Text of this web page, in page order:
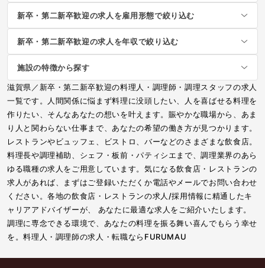
新卒・第二新卒歓迎の求人を雇用形態で絞り込む
新卒・第二新卒歓迎の求人を年収で絞り込む
施設の特徴から探す
滋賀県／新卒・第二新卒歓迎の料理人・調理師・調理スタッフの求人
一覧です。人間関係に悩まず料理に没頭したい、人を喜ばせる料理を
作りたい、そんなあなたの想いを叶えます。賑やかな職場から、あま
り人と関わらない仕事まで、あなたの希望の働き方が見つかります。
レストランやビュッフェ、ビストロ、バーなどのさまざまな飲食店。
料理長や調理補助、シェフ・板前・パティシエまで、調理業界のあら
ゆる職種の求人をご用意しています。気になる飲食店・レストランの
求人があれば、まずはご登録いただくか電話やメールでお問い合わせ
ください。各地の飲食店・レストランの求人/採用情報に精通したキ
ャリアアドバイザーが、 あなたに最適な求人をご紹介いたします。
調理に専念できる環境で、あなたの料理を振る舞い喜んでもらう幸せ
を。料理人・調理師の求人・転職ならFURUMAU